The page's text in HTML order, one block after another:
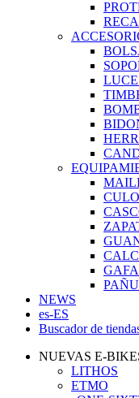
NEWS
es-ES
Buscador de
NUEVAS E-
LITHOS
ETMO